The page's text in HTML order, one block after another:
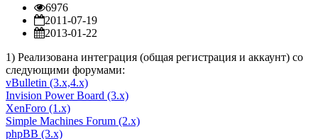
6976
2011-07-19
2013-01-22
1) Реализована интеграция (общая регистрация и аккаунт) со
следующими форумами:
vBulletin (3.x,4.x)
Invision Power Board (3.x)
XenForo (1.x)
Simple Machines Forum (2.x)
phpBB (3.x)